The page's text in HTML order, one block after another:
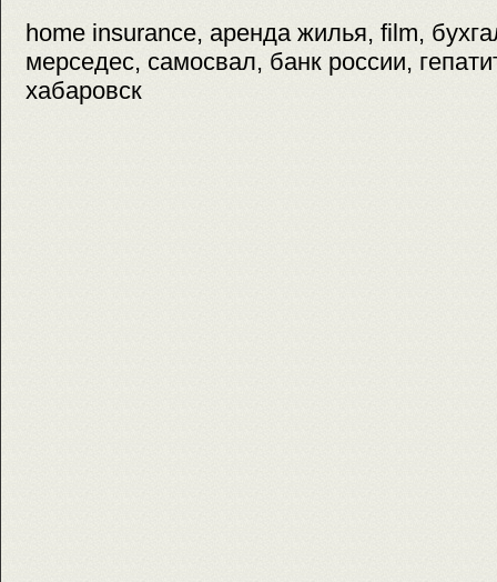
home insurance, аренда жилья, film,
мерседес, самосвал, банк россии,
хабаровск